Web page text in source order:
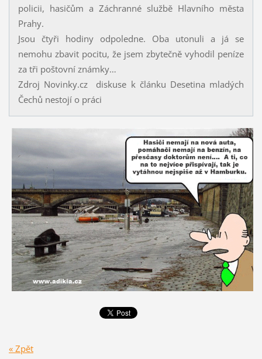
policii, hasičům a Záchranné službě Hlavního města
Prahy.
Jsou čtyři hodiny odpoledne. Oba utonuli a já se
nemohu zbavit pocitu, že jsem zbytečně vyhodil peníze
za tři poštovní známky…
Zdroj Novinky.cz diskuse k článku Desetina mladých
Čechů nestojí o práci
« Zpět